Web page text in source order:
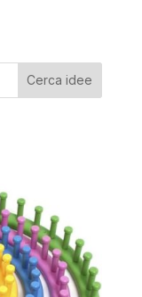
Cerca idee